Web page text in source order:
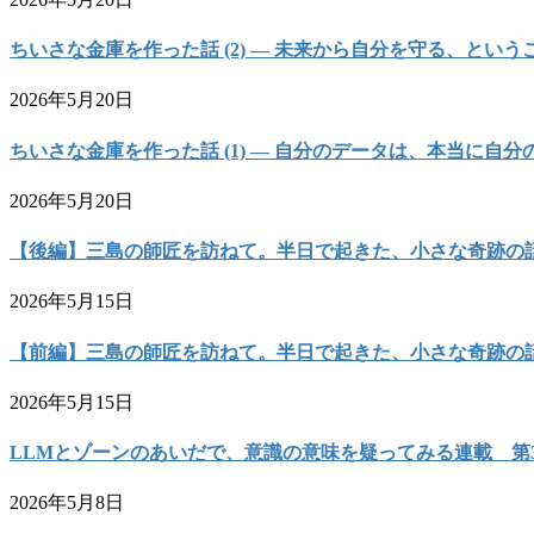
ちいさな金庫を作った話 (2) — 未来から自分を守る、という
2026年5月20日
ちいさな金庫を作った話 (1) — 自分のデータは、本当に自分
2026年5月20日
【後編】三島の師匠を訪ねて。半日で起きた、小さな奇跡の
2026年5月15日
【前編】三島の師匠を訪ねて。半日で起きた、小さな奇跡の
2026年5月15日
LLMとゾーンのあいだで、意識の意味を疑ってみる連載 第
2026年5月8日